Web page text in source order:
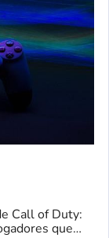
Call of Duty:
que…